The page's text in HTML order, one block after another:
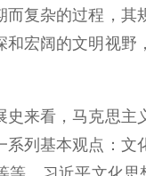
复杂的过程，
宏阔的文明视
看，马克思主
列基本观点：